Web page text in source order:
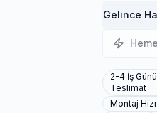
Gelince
2-4 İş Günü
Teslimat
Montaj